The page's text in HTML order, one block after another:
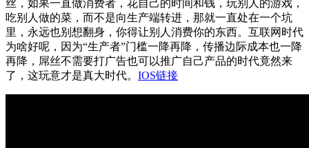
丝，如果一直做消费者，花自己的时间和钱，玩别人的游戏，
吃别人做的菜，而不是向生产端转进，那就一直处在一个坑
里，永远也别想翻身，你得让别人消费你的东西。互联网时代
为啥好呢，因为“生产者”门槛一降再降，传播边际成本也一降
再降，屌丝不需要打广告也可以推广自己产品的时代竟然来
了，这玩意才是真大时代。 IOS链接